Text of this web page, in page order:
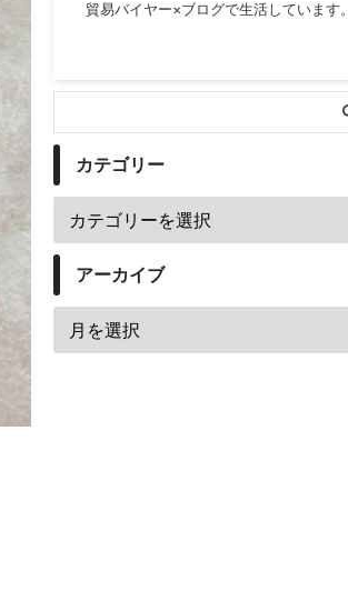
貿易バイヤー×ブログで生活しています。
カテゴリー
アーカイブ